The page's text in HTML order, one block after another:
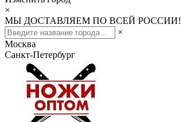
×
МЫ ДОСТАВЛЯЕМ ПО ВСЕЙ РОССИИ!
×
Москва
Санкт-Петербург